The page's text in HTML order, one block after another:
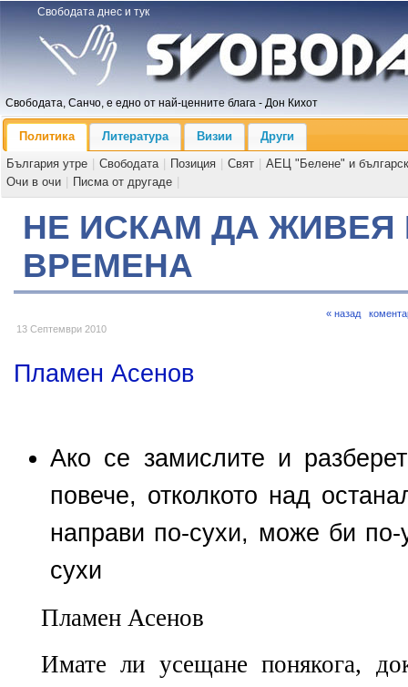
Свободата днес и тук
Свободата, Санчо, е едно от най-ценните блага - Дон Кихот
Политика Литература Визии
Други
България утре
Свободата Позиция Свят
АЕЦ "Белене" и
Очи в очи
Писма от другаде
НЕ ИСКАМ ДА ЖИВЕЯ
ВРЕМЕНА
13 Септември 2010
« назад
Пламен Асенов
Ако се замислите и
повече, отколкото над
направи по-сухи, може би
сухи
Пламен Асенов
Имате ли усещане понякога,